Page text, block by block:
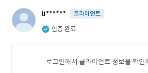
li****** 클라이언트
인증 완료
로그인해서 클라이언트 정보를 확인